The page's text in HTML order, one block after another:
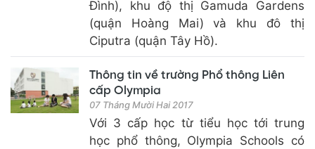
Đình), khu độ thị Gamuda Gardens
(quận Hoàng Mai) và khu đô thị
Ciputra (quận Tây Hồ).
Thông tin về trường Phổ thông Liên
cấp Olympia
07 Tháng Mười Hai 2017
Với 3 cấp học từ tiểu học tới trung
học phổ thông, Olympia Schools có